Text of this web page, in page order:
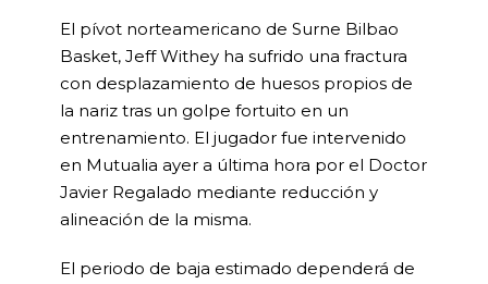
El pívot norteamericano de Surne Bilbao
Basket, Jeff Withey ha sufrido una fractura
con desplazamiento de huesos propios de
la nariz tras un golpe fortuito en un
entrenamiento. El jugador fue intervenido
en Mutualia ayer a última hora por el Doctor
Javier Regalado mediante reducción y
alineación de la misma.
El periodo de baja estimado dependerá de